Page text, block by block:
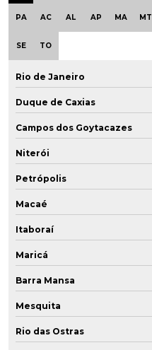
PA AC AL AP MA MT
SE TO
Rio de Janeiro
Duque de Caxias
Campos dos Goytacazes
Niterói
Petrópolis
Macaé
Itaboraí
Maricá
Barra Mansa
Mesquita
Rio das Ostras